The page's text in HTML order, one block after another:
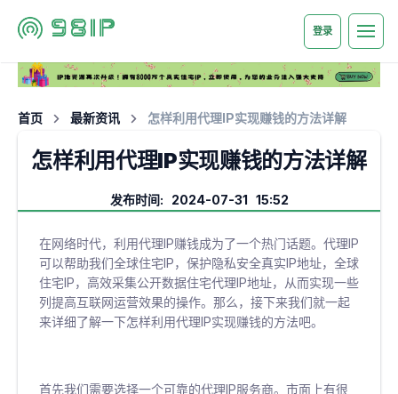
登录
首页 最新资讯 怎样利用代理IP实现赚钱的方法详解
怎样利用代理IP实现赚钱的方法详解
发布时间: 2024-07-31 15:52
在网络时代，利用代理IP赚钱成为了一个热门话题。代理IP
可以帮助我们全球住宅IP，保护隐私安全真实IP地址，全球
住宅IP，高效采集公开数据住宅代理IP地址，从而实现一些
列提高互联网运营效果的操作。那么，接下来我们就一起
来详细了解一下怎样利用代理IP实现赚钱的方法吧。
首先我们需要选择一个可靠的代理IP服务商。市面上有很